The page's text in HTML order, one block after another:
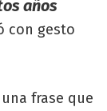
años
con gesto
frase que